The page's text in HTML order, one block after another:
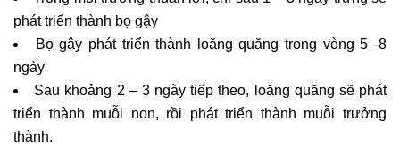
phát triển thành bọ gậy
Bọ gậy phát triển thành loăng quăng trong vòng 5 -8
ngày
Sau khoảng 2 – 3 ngày tiếp theo, loăng quăng sẽ phát
triển thành muỗi non, rồi phát triển thành muỗi trưởng
thành.